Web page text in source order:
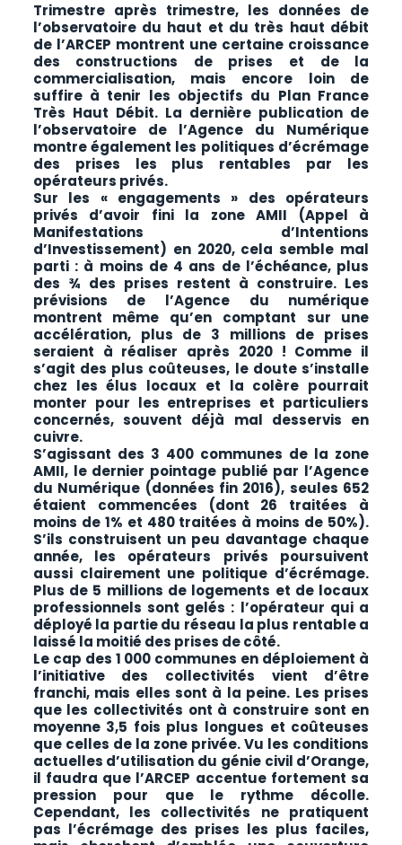
Trimestre après trimestre, les données de
l’observatoire du haut et du très haut débit
de l’ARCEP montrent une certaine croissance
des constructions de prises et de la
commercialisation, mais encore loin de
suffire à tenir les objectifs du Plan France
Très Haut Débit. La dernière publication de
l’observatoire de l’Agence du Numérique
montre également les politiques d’écrémage
des prises les plus rentables par les
opérateurs privés.
Sur les « engagements » des opérateurs
privés d’avoir fini la zone AMII (Appel à
Manifestations d’Intentions
d’Investissement) en 2020, cela semble mal
parti : à moins de 4 ans de l’échéance, plus
des ¾ des prises restent à construire. Les
prévisions de l’Agence du numérique
montrent même qu’en comptant sur une
accélération, plus de 3 millions de prises
seraient à réaliser après 2020 ! Comme il
s’agit des plus coûteuses, le doute s’installe
chez les élus locaux et la colère pourrait
monter pour les entreprises et particuliers
concernés, souvent déjà mal desservis en
cuivre.
S’agissant des 3 400 communes de la zone
AMII, le dernier pointage publié par l’Agence
du Numérique (données fin 2016), seules 652
étaient commencées (dont 26 traitées à
moins de 1% et 480 traitées à moins de 50%).
S’ils construisent un peu davantage chaque
année, les opérateurs privés poursuivent
aussi clairement une politique d’écrémage.
Plus de 5 millions de logements et de locaux
professionnels sont gelés : l’opérateur qui a
déployé la partie du réseau la plus rentable a
laissé la moitié des prises de côté.
Le cap des 1 000 communes en déploiement à
l’initiative des collectivités vient d’être
franchi, mais elles sont à la peine. Les prises
que les collectivités ont à construire sont en
moyenne 3,5 fois plus longues et coûteuses
que celles de la zone privée. Vu les conditions
actuelles d’utilisation du génie civil d’Orange,
il faudra que l’ARCEP accentue fortement sa
pression pour que le rythme décolle.
Cependant, les collectivités ne pratiquent
pas l’écrémage des prises les plus faciles,